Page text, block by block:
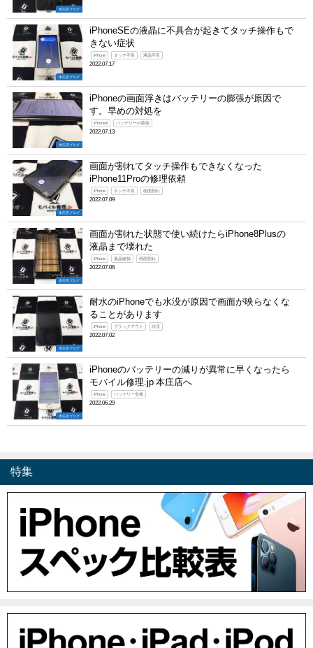
本庄店ブログ
本庄店ブログ
iPhoneSEの液晶に不具合が起きてタッチ操作もで
きない症状
iPhone タッチ不良 液晶不良
2022.07.17
本庄店ブログ
iPhoneの画面浮きはバッテリーの膨張が原因で
す。早めの対処を
iPhone8 バッテリーの膨張
2022.07.13
本庄店ブログ
画面が割れてタッチ操作もできなくなった
iPhone11Proの修理依頼
iPhone タッチ不良 画面割れ
2022.07.09
本庄店ブログ
画面が割れた状態で使い続けたらiPhone8Plusの
液晶まで壊れた
iPhone 液晶破損 画面割れ
2022.07.06
本庄店ブログ
耐水のiPhoneでも水没が原因で画面が映らなくな
ることがあります
iPhone ブラックアウト 水没
2022.07.02
本庄店ブログ
iPhoneのバッテリーの減りが異常に早くなったら
モバイル修理.jp 本庄店へ
iPhone バッテリー交換
2022.06.29
特集